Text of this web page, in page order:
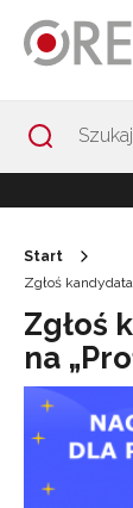
Start
Zgłoś
Zgłoś
na